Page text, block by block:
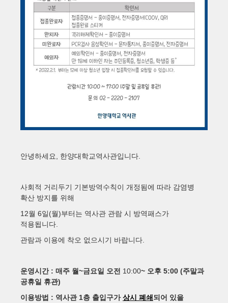
안녕하세요 한양대학교역사관입니다
사회적 거리두기 기본방역수칙이 개정됨에 따라 감염병
확산 방지를 위해
12월 6일 (월)부터는 역사관 관람 시 방역패스가
적용됩니다
관람과 이용에 착오 없으시기 바랍니다
운영시간 : 매주 월 ~금요일 오전 10:00~ 오후 5:00 (주말과
공휴일 휴관)
이용방법 : 역사관 1층 출입구가 상시 폐쇄 되어 있을